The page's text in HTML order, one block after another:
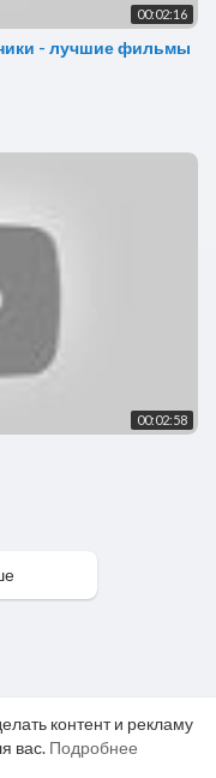
контент и рекламу
вас. Подробнее
00:02:16
- лучшие фильмы
00:02:58